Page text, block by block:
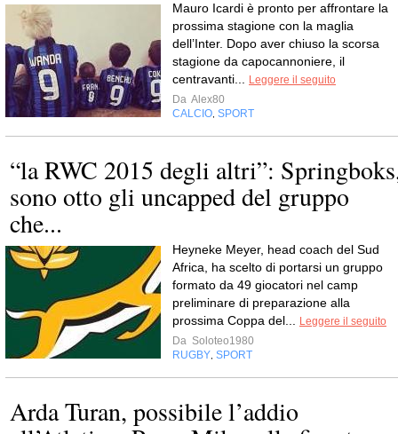
Mauro Icardi è pronto per affrontare la
prossima stagione con la maglia
dell’Inter. Dopo aver chiuso la scorsa
stagione da capocannoniere, il
centravanti...
Leggere il seguito
Da Alex80
CALCIO SPORT
“la RWC 2015 degli altri”:
sono otto gli uncapped del gruppo
che...
Heyneke Meyer, head coach del Sud
Africa, ha scelto di portarsi un gruppo
formato da 49 giocatori nel camp
preliminare di preparazione alla
prossima Coppa del...
Leggere il seguito
Da Soloteo1980
RUGBY SPORT
Arda Turan, possibile l’addio